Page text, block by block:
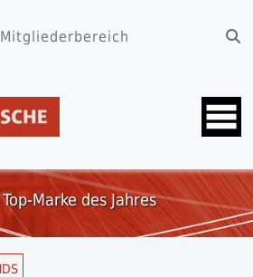
Mitgliederbereich
Marke des Jahres